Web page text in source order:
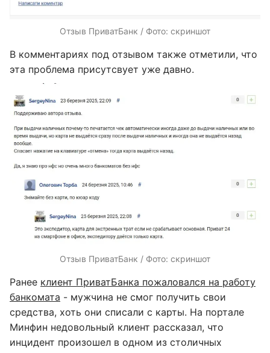
Отзыв ПриватБанк / Фото: скриншот
В комментариях под отзывом также отметили, что
эта проблема присутсвует уже давно.
Отзыв ПриватБанк / Фото: скриншот
Ранее клиент ПриватБанка пожаловался на работу
банкомата - мужчина не смог получить свои
средства, хоть они списали с карты. На портале
Минфин недовольный клиент рассказал, что
инцидент произошел в одном из столичных